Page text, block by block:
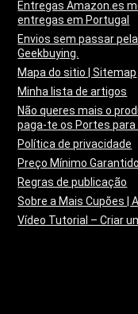
Entregas Amazon.es
entregas em Portugal
Envios sem passar
Geekbuying.
Mapa do sitio | Sitemap
Minha lista de artigos
Não queres mais o
paga-te os Portes para
Política de privacidade
Preço Mínimo Garantido
Regras de publicação
Sobre a Mais Cupões |
Vídeo Tutorial – Criar